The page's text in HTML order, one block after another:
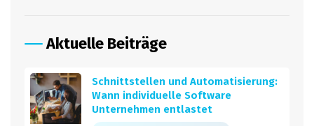
Aktuelle Beiträge
Schnittstellen und Automatisierung:
Wann individuelle Software
Unternehmen entlastet